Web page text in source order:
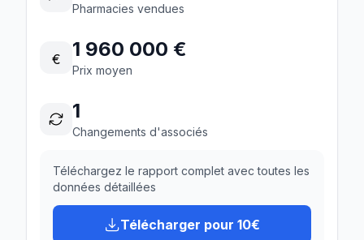
Pharmacies vendues
€ 1 960 000 €
Prix moyen
1
Changements d'associés
Téléchargez le rapport complet avec toutes les
données détaillées
Télécharger pour 10€